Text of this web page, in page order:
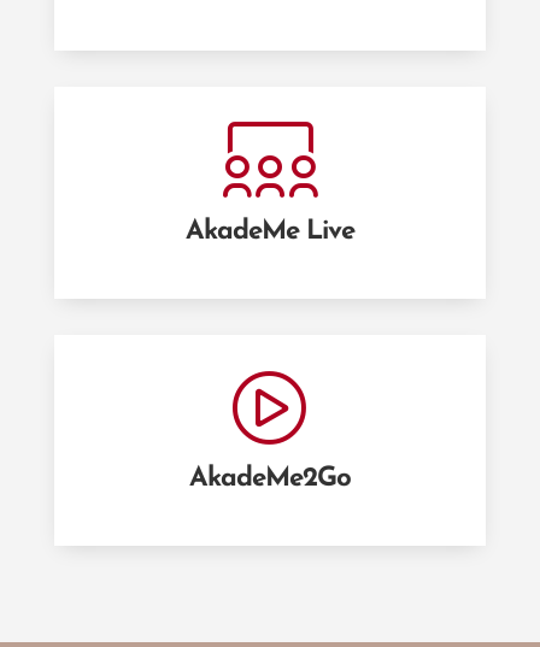
AkadeMe Live
AkadeMe2Go